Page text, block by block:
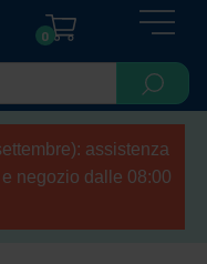
0
assistenza
negozio dalle 08:00